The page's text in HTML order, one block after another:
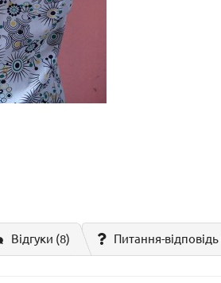
Відгуки (8) Питання-відповідь